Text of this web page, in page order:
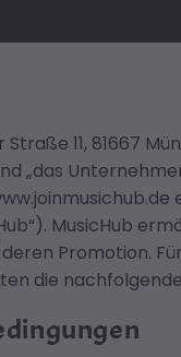
11, 81667
„das
MusicHub
Promotion.
die